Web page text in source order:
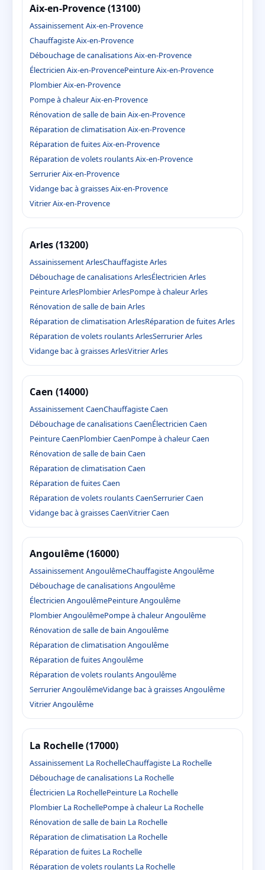
Aix-en-Provence (13100)
Assainissement Aix-en-Provence
Chauffagiste Aix-en-Provence
Débouchage de canalisations Aix-en-Provence
Électricien Aix-en-ProvencePeinture Aix-en-Provence
Plombier Aix-en-Provence
Pompe à chaleur Aix-en-Provence
Rénovation de salle de bain Aix-en-Provence
Réparation de climatisation Aix-en-Provence
Réparation de fuites Aix-en-Provence
Réparation de volets roulants Aix-en-Provence
Serrurier Aix-en-Provence
Vidange bac à graisses Aix-en-Provence
Vitrier Aix-en-Provence
Arles (13200)
Assainissement ArlesChauffagiste Arles
Débouchage de canalisations ArlesÉlectricien Arles
Peinture ArlesPlombier ArlesPompe à chaleur Arles
Rénovation de salle de bain Arles
Réparation de climatisation ArlesRéparation de fuites Arles
Réparation de volets roulants ArlesSerrurier Arles
Vidange bac à graisses ArlesVitrier Arles
Caen (14000)
Assainissement CaenChauffagiste Caen
Débouchage de canalisations CaenÉlectricien Caen
Peinture CaenPlombier CaenPompe à chaleur Caen
Rénovation de salle de bain Caen
Réparation de climatisation Caen
Réparation de fuites Caen
Réparation de volets roulants CaenSerrurier Caen
Vidange bac à graisses CaenVitrier Caen
Angoulême (16000)
Assainissement AngoulêmeChauffagiste Angoulême
Débouchage de canalisations Angoulême
Électricien AngoulêmePeinture Angoulême
Plombier AngoulêmePompe à chaleur Angoulême
Rénovation de salle de bain Angoulême
Réparation de climatisation Angoulême
Réparation de fuites Angoulême
Réparation de volets roulants Angoulême
Serrurier AngoulêmeVidange bac à graisses Angoulême
Vitrier Angoulême
La Rochelle (17000)
Assainissement La RochelleChauffagiste La Rochelle
Débouchage de canalisations La Rochelle
Électricien La RochellePeinture La Rochelle
Plombier La RochellePompe à chaleur La Rochelle
Rénovation de salle de bain La Rochelle
Réparation de climatisation La Rochelle
Réparation de fuites La Rochelle
Réparation de volets roulants La Rochelle